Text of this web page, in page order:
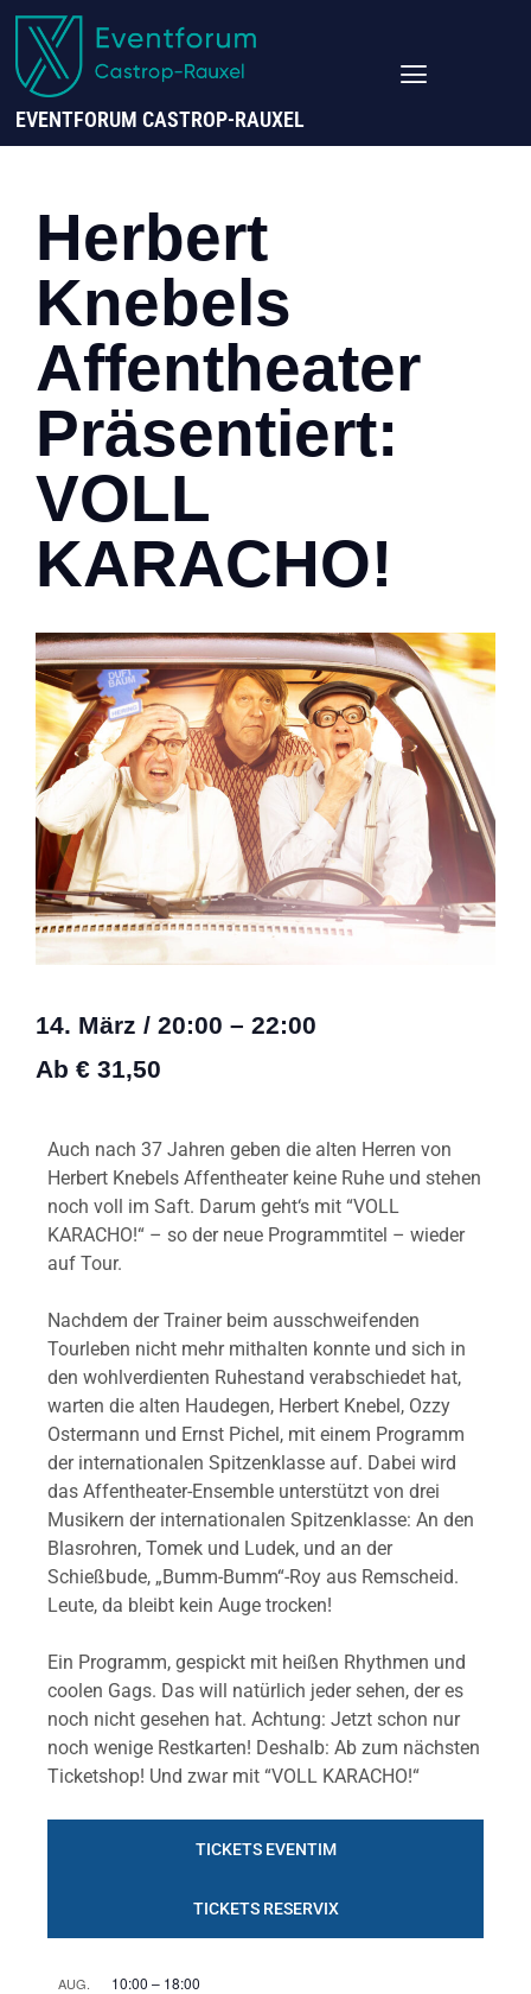
EVENTFORUM CASTROP-RAUXEL
Herbert
Knebels
Affentheater
Präsentiert:
VOLL
KARACHO!
14. März / 20:00 – 22:00
Ab € 31,50
Auch nach 37 Jahren geben die alten Herren von
Herbert Knebels Affentheater keine Ruhe und stehen
noch voll im Saft. Darum geht‘s mit “VOLL
KARACHO!“ – so der neue Programmtitel – wieder
auf Tour.
Nachdem der Trainer beim ausschweifenden
Tourleben nicht mehr mithalten konnte und sich in
den wohlverdienten Ruhestand verabschiedet hat,
warten die alten Haudegen, Herbert Knebel, Ozzy
Ostermann und Ernst Pichel, mit einem Programm
der internationalen Spitzenklasse auf. Dabei wird
das Affentheater-Ensemble unterstützt von drei
Musikern der internationalen Spitzenklasse: An den
Blasrohren, Tomek und Ludek, und an der
Schießbude, „Bumm-Bumm“-Roy aus Remscheid.
Leute, da bleibt kein Auge trocken!
Ein Programm, gespickt mit heißen Rhythmen und
coolen Gags. Das will natürlich jeder sehen, der es
noch nicht gesehen hat. Achtung: Jetzt schon nur
noch wenige Restkarten! Deshalb: Ab zum nächsten
Ticketshop! Und zwar mit “VOLL KARACHO!“
TICKETS EVENTIM
TICKETS RESERVIX
AUG. 10:00 – 18:00